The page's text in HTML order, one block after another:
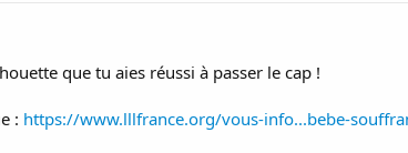
que tu aies réussi à passer le cap !
: https://www.lllfrance.org/vous-info...bebe-